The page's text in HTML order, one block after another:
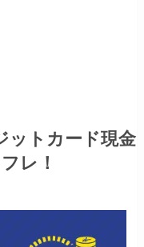
ットカード現金
レ！